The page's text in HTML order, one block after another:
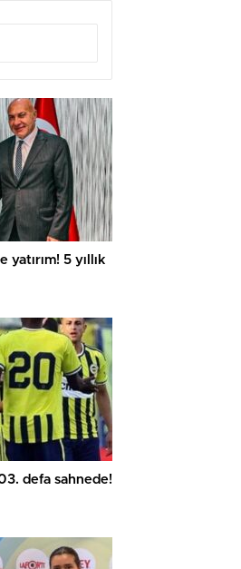
yatırım! 5 yıllık
defa sahnede!